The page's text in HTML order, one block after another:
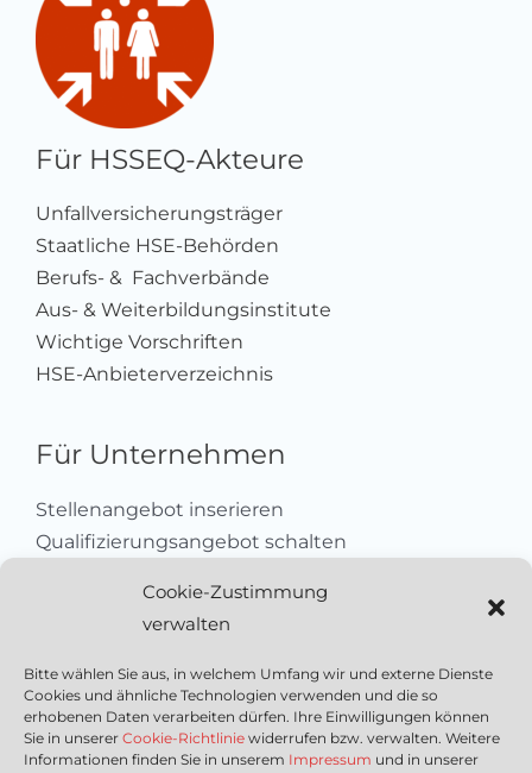
Cookie-Zustimmung
verwalten
Bitte wählen Sie aus, in welchem Umfang wir und externe Dienste
Cookies und ähnliche Technologien verwenden und die so
erhobenen Daten verarbeiten dürfen. Ihre Einwilligungen können
Sie in unserer Cookie-Richtlinie widerrufen bzw. verwalten. Weitere
Informationen finden Sie in unserem Impressum und in unserer
Für HSSEQ-Akteure
Unfallversicherungsträger
Staatliche HSE-Behörden
Berufs- & Fachverbände
Aus- & Weiterbildungsinstitute
Wichtige Vorschriften
HSE-Anbieterverzeichnis
Für Unternehmen
Stellenangebot inserieren
Qualifizierungsangebot schalten
Wichtige Links